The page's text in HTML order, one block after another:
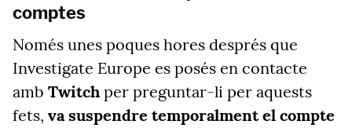
comptes
Només unes poques hores després que
Investigate Europe es posés en contacte
amb Twitch per preguntar-li per aquests
fets, va suspendre temporalment el compte